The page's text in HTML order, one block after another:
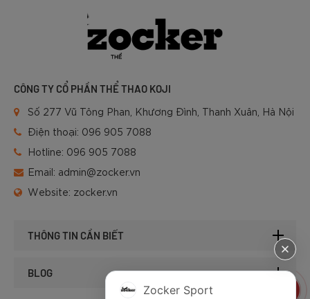
CÔNG TY CỔ PHẦN THỂ THAO KOJI
Số 277 Vũ Tông Phan, Khương Đình, Thanh Xuân, Hà Nội
Điện thoại: 096 905 7088
Hotline: 096 905 7088
Email: admin@zocker.vn
Website: zocker.vn
THÔNG TIN CẦN BIẾT
BLOG
Zocker Sport